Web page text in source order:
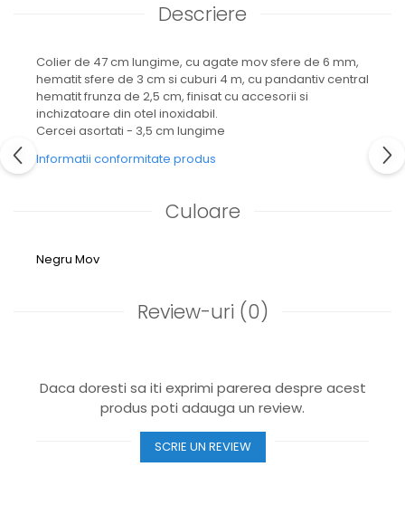
Descriere
Colier de 47 cm lungime, cu agate mov sfere de 6 mm,
hematit sfere de 3 cm si cuburi 4 m, cu pandantiv central
hematit frunza de 2,5 cm, finisat cu accesorii si
inchizatoare din otel inoxidabil.
Cercei asortati - 3,5 cm lungime
Informatii conformitate produs
Culoare
Negru Mov
Review-uri (0)
Daca doresti sa iti exprimi parerea despre acest
produs poti adauga un review.
SCRIE UN REVIEW